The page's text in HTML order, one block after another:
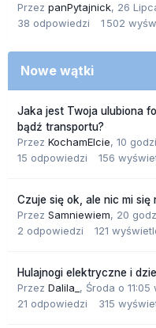
Przez panPytajnick, 26
38 odpowiedzi 1 502
Nowe wątki
Jaka jest Twoja ulubiona
bądź transportu?
Przez KochamElcie, 10
15 odpowiedzi 156
Czuje się ok, ale nic mi się
Przez Samniewiem, 20
2 odpowiedzi 121
Hulajnogi elektryczne i
Przez Dalila_ , Środa o 11:05
21 odpowiedzi 315